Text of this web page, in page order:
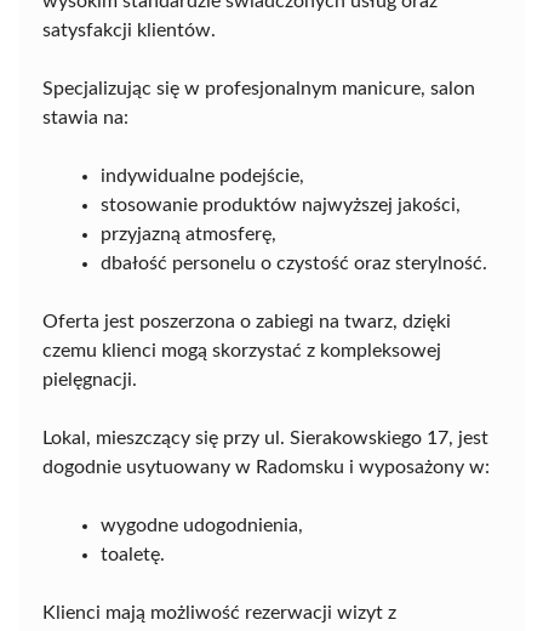
satysfakcji klientów.
Specjalizując się w profesjonalnym manicure, salon
stawia na:
indywidualne podejście,
stosowanie produktów najwyższej jakości,
przyjazną atmosferę,
dbałość personelu o czystość oraz sterylność.
Oferta jest poszerzona o zabiegi na twarz, dzięki
czemu klienci mogą skorzystać z kompleksowej
pielęgnacji.
Lokal, mieszczący się przy ul. Sierakowskiego 17, jest
dogodnie usytuowany w Radomsku i wyposażony w:
wygodne udogodnienia,
toaletę.
Klienci mają możliwość rezerwacji wizyt z